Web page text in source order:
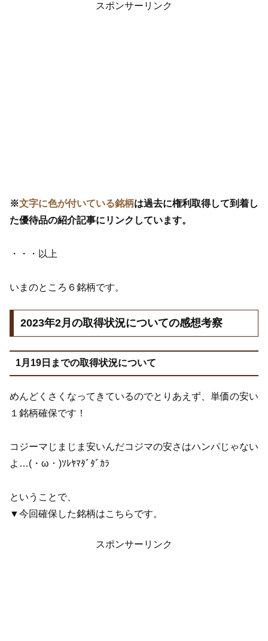
スポンサーリンク
※文字に色が付いている銘柄は過去に権利取得して到着し
た優待品の紹介記事にリンクしています。
・・・以上
いまのところ６銘柄です。
2023年2月の取得状況についての感想考察
1月19日までの取得状況について
めんどくさくなってきているのでとりあえず、単価の安い
１銘柄確保です！
コジーマじまじま安いんだコジマの安さはハンパじゃない
よ…(・ω・)ｿﾚﾔﾏﾀﾞﾀﾞｶﾗ
ということで、
▼今回確保した銘柄はこちらです。
スポンサーリンク